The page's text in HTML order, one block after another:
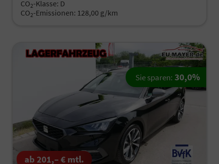
CO2-Klasse: D
CO2-Emissionen: 128,00 g/km
ab 201,– € mtl.
Sie sparen: 30,0%